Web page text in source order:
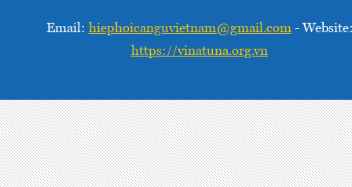
Email: hiephoicanguvietnam@gmail.com-
https://vinatuna.org.vn